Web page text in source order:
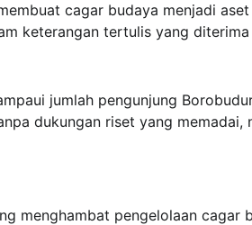
cagar budaya menjadi
keterangan tertulis yang
jumlah pengunjung
dukungan riset yang memadai,
menghambat pengelolaan cagar